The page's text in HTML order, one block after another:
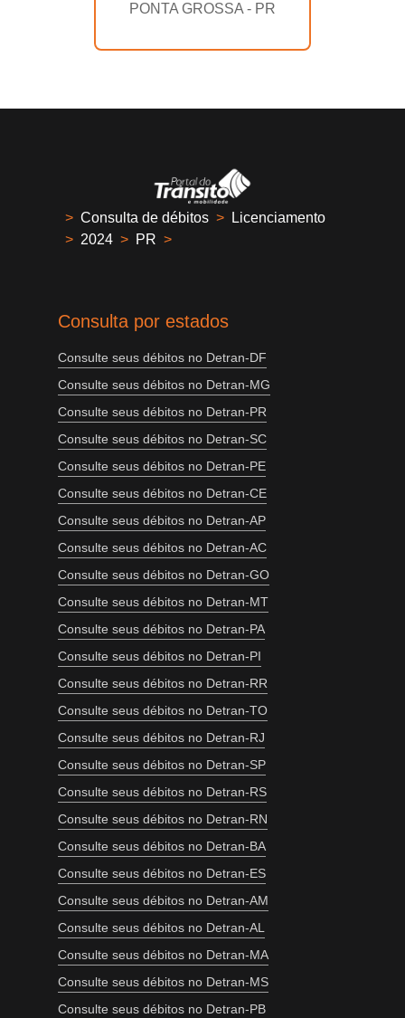
PONTA GROSSA - PR
> Consulta de débitos >
Licenciamento
> 2024 > PR >
Consulta por estados
Consulte seus débitos no Detran-DF
Consulte seus débitos no Detran-MG
Consulte seus débitos no Detran-PR
Consulte seus débitos no Detran-SC
Consulte seus débitos no Detran-PE
Consulte seus débitos no Detran-CE
Consulte seus débitos no Detran-AP
Consulte seus débitos no Detran-AC
Consulte seus débitos no Detran-GO
Consulte seus débitos no Detran-MT
Consulte seus débitos no Detran-PA
Consulte seus débitos no Detran-PI
Consulte seus débitos no Detran-RR
Consulte seus débitos no Detran-TO
Consulte seus débitos no Detran-RJ
Consulte seus débitos no Detran-SP
Consulte seus débitos no Detran-RS
Consulte seus débitos no Detran-RN
Consulte seus débitos no Detran-BA
Consulte seus débitos no Detran-ES
Consulte seus débitos no Detran-AM
Consulte seus débitos no Detran-AL
Consulte seus débitos no Detran-MA
Consulte seus débitos no Detran-MS
Consulte seus débitos no Detran-PB